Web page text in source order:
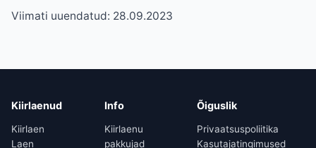
Viimati uuendatud: 28.09.2023
Kiirlaenud
Kiirlaen
Laen
Info
Kiirlaenu
pakkujad
Õiguslik
Privaatsuspoliitika
Kasutajatingimused